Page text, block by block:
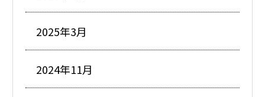
2025年3月
2024年11月